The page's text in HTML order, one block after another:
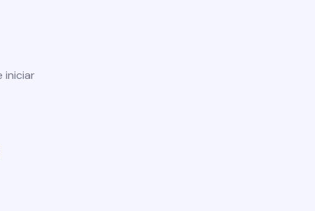
iniciar